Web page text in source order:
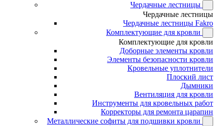
Чердачные лестницы
Чердачные лестницы
Чердачные лестницы Fakro
Комплектующие для кровли
Комплектующие для кровли
Доборные элементы кровли
Элементы безопасности кровли
Кровельные уплотнители
Плоский лист
Дымники
Вентиляция для кровли
Инструменты для кровельных работ
Корректоры для ремонта царапин
Металлические софиты для подшивки кровли